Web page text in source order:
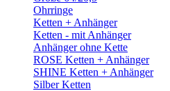
Ohrringe
Ketten + Anhänger
Ketten - mit Anhänger
Anhänger ohne Kette
ROSE Ketten + Anhänger
SHINE Ketten + Anhänger
Silber Ketten